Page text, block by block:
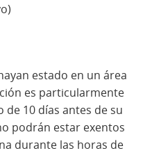
estado en un área
es particularmente
10 días antes de su
podrán estar exentos
durante las horas de